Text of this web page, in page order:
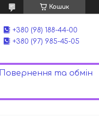
Кошик
+380 (98) 188-44-00
+380 (97) 985-45-05
Повернення та обмін